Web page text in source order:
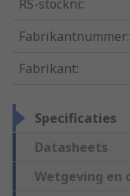
RS-stocknr.:
Fabrikantnummer:
Fabrikant:
Specificaties
Datasheets
Wetgeving en